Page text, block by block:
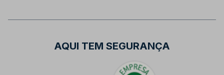
AQUI TEM SEGURANÇA